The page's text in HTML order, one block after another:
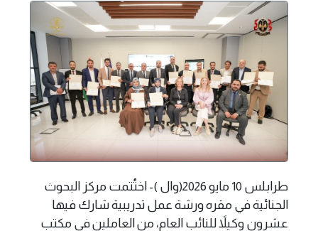
طرابلس 10 مايو 2026(وال )- اختُتمت مركز البحوث
الجنائية في مقره ورشة عمل تدريبية شارك فيها
عشرون وكيلاً للنائب العام، من العاملين في مكتب